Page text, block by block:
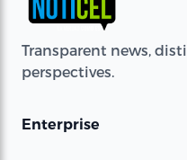
Transparent news,
perspectives.
Enterprise